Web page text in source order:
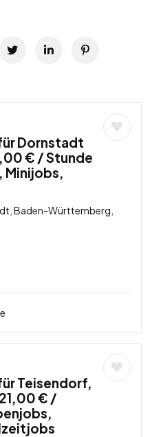
Dornstadt
€ / Stunde
Minijobs,
Baden-Württemberg,
Teisendorf,
€ /